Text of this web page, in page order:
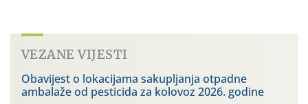
VEZANE VIJESTI
Obavijest o lokacijama sakupljanja otpadne
ambalaže od pesticida za kolovoz 2026. godine